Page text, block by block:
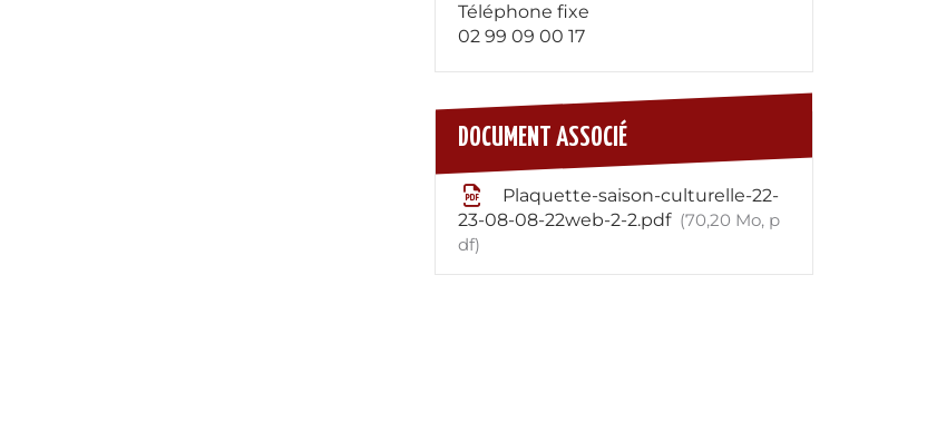
Téléphone fixe
02 99 09 00 17
DOCUMENT ASSOCIÉ
Plaquette-saison-culturelle-22-
23-08-08-22web-2-2.pdf
70,20 Mo, p
df